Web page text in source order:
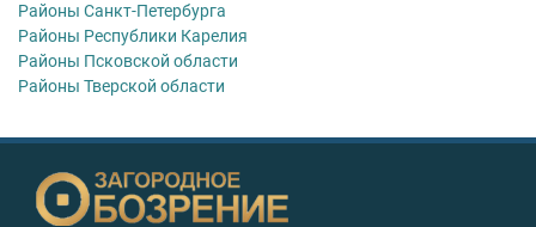
Районы Санкт-Петербурга
Районы Республики Карелия
Районы Псковской области
Районы Тверской области